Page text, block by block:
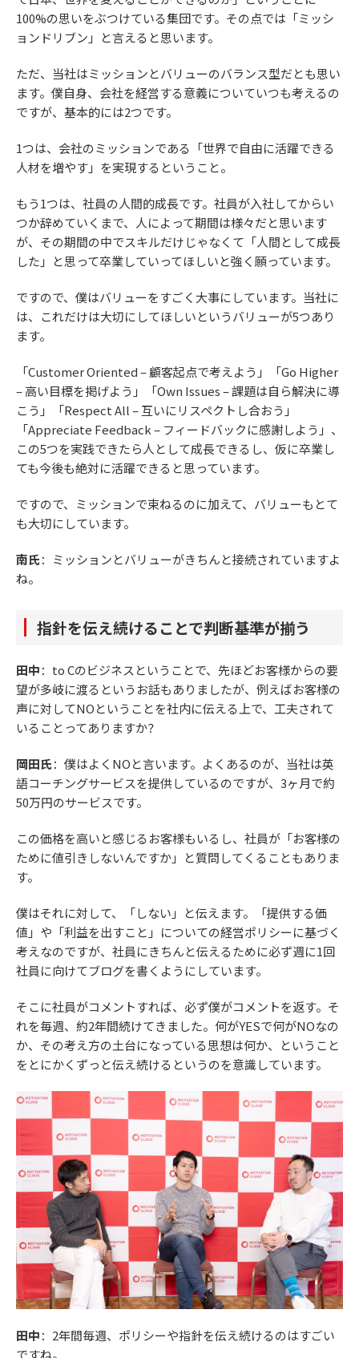
100%の思いをぶつけている集団です。その点では「ミッシ
ョンドリブン」と言えると思います。
ただ、当社はミッションとバリューのバランス型だとも思い
ます。僕自身、会社を経営する意義についていつも考えるの
ですが、基本的には2つです。
1つは、会社のミッションである「世界で自由に活躍できる
人材を増やす」を実現するということ。
もう1つは、社員の人間的成長です。社員が入社してからい
つか辞めていくまで、人によって期間は様々だと思います
が、その期間の中でスキルだけじゃなくて「人間として成長
した」と思って卒業していってほしいと強く願っています。
ですので、僕はバリューをすごく大事にしています。当社に
は、これだけは大切にしてほしいというバリューが5つあり
ます。
「Customer Oriented – 顧客起点で考えよう」「Go Higher
– 高い目標を掲げよう」「Own Issues – 課題は自ら解決に導
こう」「Respect All – 互いにリスペクトし合おう」
「Appreciate Feedback – フィードバックに感謝しよう」、
この5つを実践できたら人として成長できるし、仮に卒業し
ても今後も絶対に活躍できると思っています。
ですので、ミッションで束ねるのに加えて、バリューもとて
も大切にしています。
南氏：ミッションとバリューがきちんと接続されていますよ
ね。
指針を伝え続けることで判断基準が揃う
田中：to Cのビジネスということで、先ほどお客様からの要
望が多岐に渡るというお話もありましたが、例えばお客様の
声に対してNOということを社内に伝える上で、工夫されて
いることってありますか？
岡田氏：僕はよくNOと言います。よくあるのが、当社は英
語コーチングサービスを提供しているのですが、3ヶ月で約
50万円のサービスです。
この価格を高いと感じるお客様もいるし、社員が「お客様の
ために値引きしないんですか」と質問してくることもありま
す。
僕はそれに対して、「しない」と伝えます。「提供する価
値」や「利益を出すこと」についての経営ポリシーに基づく
考えなのですが、社員にきちんと伝えるために必ず週に1回
社員に向けてブログを書くようにしています。
そこに社員がコメントすれば、必ず僕がコメントを返す。そ
れを毎週、約2年間続けてきました。何がYESで何がNOなの
か、その考え方の土台になっている思想は何か、ということ
をとにかくずっと伝え続けるというのを意識しています。
田中：2年間毎週、ポリシーや指針を伝え続けるのはすごい
ですね。